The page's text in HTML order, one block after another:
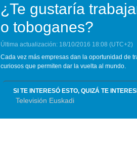
¿Te gustaría
o toboganes?
Última actualización: 18/10/2016 18:08 (UTC+2)
Cada vez más empresas dan la oportunidad de
curiosos que permiten dar la vuelta al mundo.
SI TE INTERESÓ ESTO, QUIZÁ TE
Televisión Euskadi